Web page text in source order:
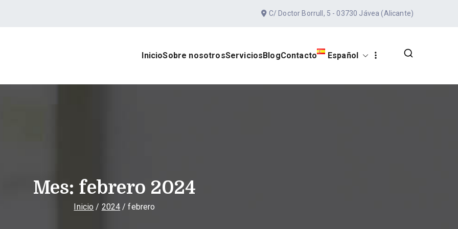
C/ Doctor Borrull, 5 - 03730 Jávea (Alicante)
InicioSobre nosotrosServiciosBlogContacto Español
Mes: febrero 2024
Inicio 2024 febrero